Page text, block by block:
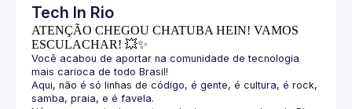
Tech In Rio
ATENÇÃO CHEGOU CHATUBA HEIN! VAMOS
ESCULACHAR! 💥✨
Você acabou de aportar na comunidade de tecnologia
Aqui, não é só linhas de código, é gente, é cultura, é rock,